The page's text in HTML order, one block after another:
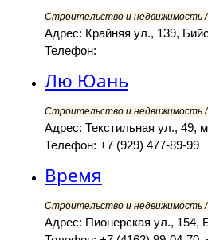
Строительство и
Адрес: Крайняя ул., 139,
Телефон:
Лю Юань
Строительство и
Адрес: Текстильная ул., 49,
Телефон: +7 (929) 477-89-99
Время
Строительство и
Адрес: Пионерская ул., 154,